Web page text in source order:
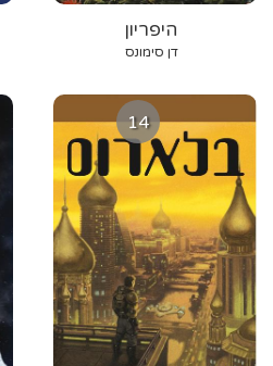
היפריון
דן סימונס
14